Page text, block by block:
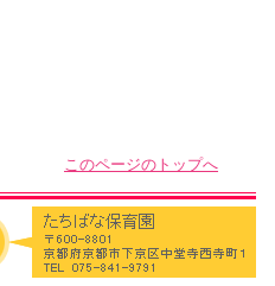
このページのトップへ